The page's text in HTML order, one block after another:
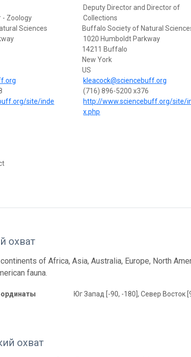
- Zoology
Sciences
site/inde
Deputy Director and Director of
Collections
Buffalo Society of Natural
1020 Humboldt Parkway
14211 Buffalo
New York
US
kleacock@sciencebuff.org
(716) 896-5200 x376
http://www.sciencebuff.org/site/
x.php
охват
of Africa, Asia, Australia, Europe, North
fauna.
Юг Запад [-90, -180], Север Восток
охват